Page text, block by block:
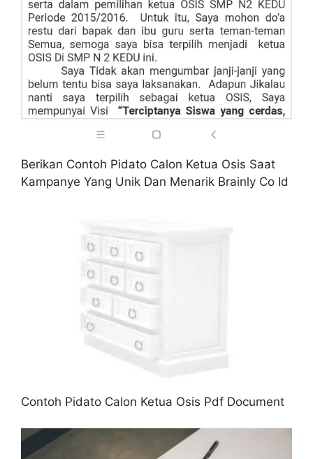
Berikan Contoh Pidato Calon Ketua Osis Saat
Kampanye Yang Unik Dan Menarik Brainly Co Id
Contoh Pidato Calon Ketua Osis Pdf Document